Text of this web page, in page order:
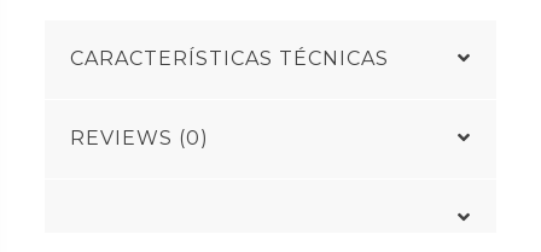
CARACTERÍSTICAS TÉCNICAS
REVIEWS (0)